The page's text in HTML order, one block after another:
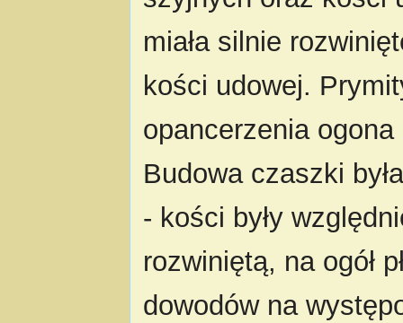
miała silnie
kości udowej.
opancerzenia
Budowa czaszki
- kości były
rozwiniętą, na ogół
dowodów na